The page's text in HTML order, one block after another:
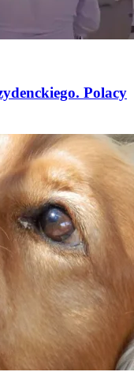
Polacy